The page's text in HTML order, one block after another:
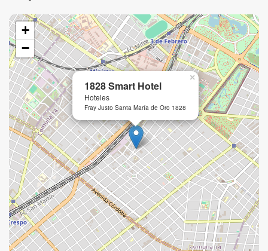
1828 Smart Hotel
Hoteles
Fray Justo Santa María de Oro 1828
×
+
−